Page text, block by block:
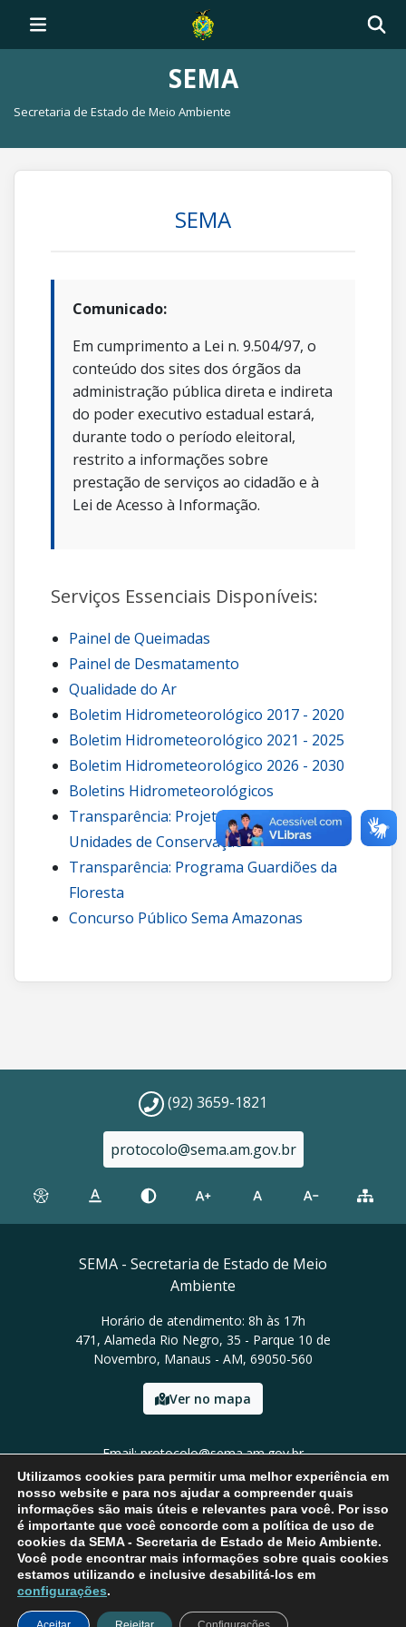
SEMA
Secretaria de Estado de Meio Ambiente
SEMA
Comunicado:
Em cumprimento a Lei n. 9.504/97, o
conteúdo dos sites dos órgãos da
administração pública direta e indireta
do poder executivo estadual estará,
durante todo o período eleitoral,
restrito a informações sobre
prestação de serviços ao cidadão e à
Lei de Acesso à Informação.
Serviços Essenciais Disponíveis:
Painel de Queimadas
Painel de Desmatamento
Qualidade do Ar
Boletim Hidrometeorológico 2017 - 2020
Boletim Hidrometeorológico 2021 - 2025
Boletim Hidrometeorológico 2026 - 2030
Boletins Hidrometeorológicos
Transparência: Projetos de carbono em
Unidades de Conservação
Transparência: Programa Guardiões da
Floresta
Concurso Público Sema Amazonas
(92) 3659-1821
protocolo@sema.am.gov.br
SEMA - Secretaria de Estado de Meio
Ambiente
Horário de atendimento: 8h às 17h
471, Alameda Rio Negro, 35 - Parque 10 de
Novembro, Manaus - AM, 69050-560
Ver no mapa
Email: protocolo@sema.am.gov.br
Tel: (92) 3659-1821
Utilizamos cookies para permitir uma melhor experiência em
nosso website e para nos ajudar a compreender quais
informações são mais úteis e relevantes para você. Por isso
é importante que você concorde com a política de uso de
cookies da SEMA - Secretaria de Estado de Meio Ambiente.
Você pode encontrar mais informações sobre quais cookies
estamos utilizando e inclusive desabilitá-los em
configurações.